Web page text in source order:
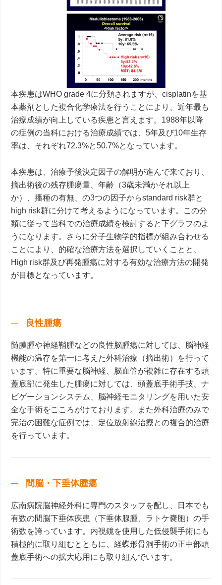
本疾患はWHO grade 4に分類されますが、cisplatinを基
本薬剤とした複合化学療法を行うことにより、近年最も
治療成績が向上している疾患と言えます。1988年以降
の症例の当科における治療成績では、5年及び10年生存
率は、それぞれ72.3%と50.7%となっています。
本疾患は、治療予後決定因子の解明が進んで来ており、
摘出術後の残存腫瘍量、年齢（3歳未満かそれ以上
か）、播種の有無、の3つの因子からstandard risk群と
high risk群に分けて考えるようになっています。この分
類に従って当科での治療成績を検討すると下グラフのよ
うになります。さらに分子生物学的指標が組み合わせる
ことにより、的確な治療方法を選択していくことと、
High risk群及び再発腫瘍に対する有効な治療方法の開発
が目標となっています。
良性腫瘍
髄膜腫や神経鞘腫などの良性脳腫瘍に対しては、脳神経
機能の温存を第一に考えた外科治療（摘出術）を行って
います。特に重要な脳神経、脳血管が複雑に存在する頭
蓋底部に発生した腫瘍に対しては、頭蓋底手術手技、ナ
ビゲーションシステム、脳神経モニタリングを用いた安
全な手術をこころがけております。また外科治療のみで
完治の困難な症例では、定位放射線治療との複合的治療
を行っています。
間脳・下垂体腫瘍
広南病院脳神経外科に専門のスタッフを配し、日本でも
有数の間脳下垂体疾患（下垂体腺腫、ラトケ嚢胞）の手
術数を誇っています。内視鏡を使用した低侵襲手術にも
積極的に取り組むとともに、経蝶形骨洞手術の正中部頭
蓋底手術への拡大応用にも取り組んでいます。